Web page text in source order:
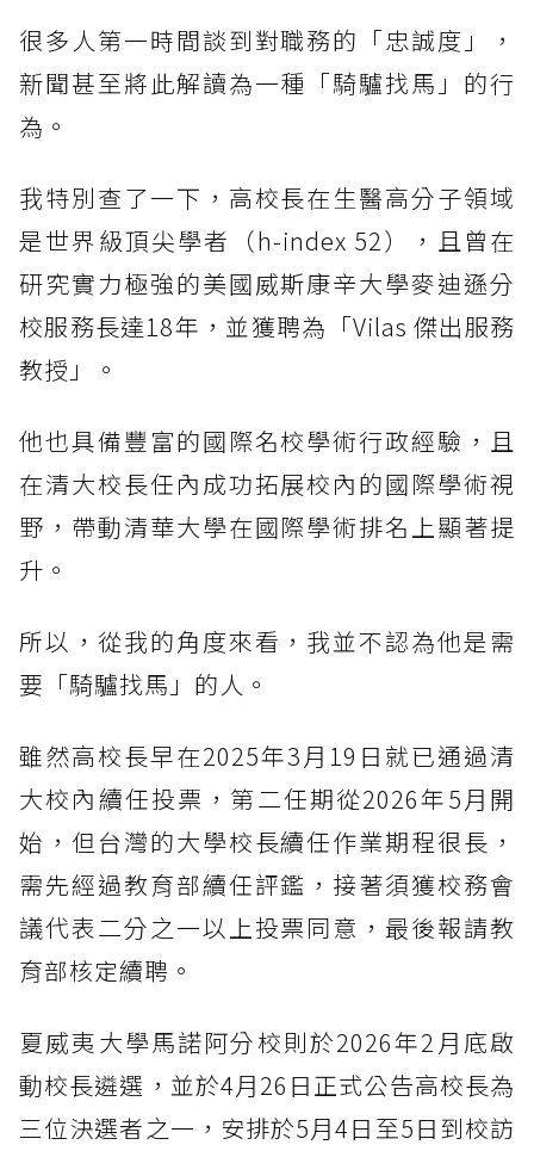
很多人第一時間談到對職務的「忠誠度」，
新聞甚至將此解讀為一種「騎驢找馬」的行
為。
我特別查了一下，高校長在生醫高分子領域
是世界級頂尖學者（h-index 52），且曾在
研究實力極強的美國威斯康辛大學麥迪遜分
校服務長達18年，並獲聘為「Vilas 傑出服務
教授」。
他也具備豐富的國際名校學術行政經驗，且
在清大校長任內成功拓展校內的國際學術視
野，帶動清華大學在國際學術排名上顯著提
升。
所以，從我的角度來看，我並不認為他是需
要「騎驢找馬」的人。
雖然高校長早在2025年3月19日就已通過清
大校內續任投票，第二任期從2026年5月開
始，但台灣的大學校長續任作業期程很長，
需先經過教育部續任評鑑，接著須獲校務會
議代表二分之一以上投票同意，最後報請教
育部核定續聘。
夏威夷大學馬諾阿分校則於2026年2月底啟
動校長遴選，並於4月26日正式公告高校長為
三位決選者之一，安排於5月4日至5日到校訪